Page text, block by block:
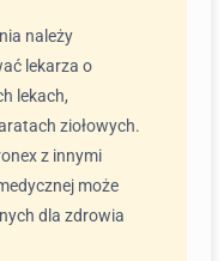
należy
lekarza o
lekach,
ziołowych.
z innymi
może
dla zdrowia